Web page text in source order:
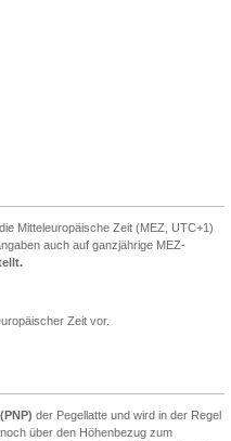
Mitteleuropäische Zeit (MEZ, UTC+1)
auch auf ganzjährige MEZ-
Zeit vor.
der Pegellatte und wird in der Regel
über den Höhenbezug zum